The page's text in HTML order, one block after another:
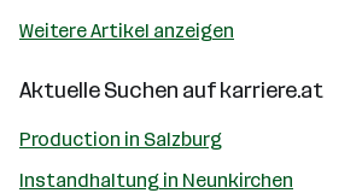
Weitere Artikel anzeigen
Aktuelle Suchen aufkarriere.at
Production in Salzburg
Instandhaltung in Neunkirchen